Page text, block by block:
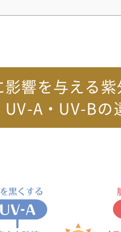
影響を与える紫
UV-A・UV-Bの